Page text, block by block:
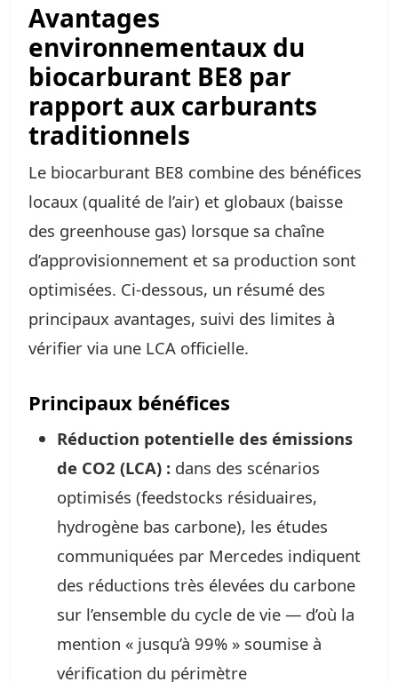
Avantages
environnementaux du
biocarburant BE8 par
rapport aux carburants
traditionnels
Le biocarburant BE8 combine des bénéfices
locaux (qualité de l’air) et globaux (baisse
des greenhouse gas) lorsque sa chaîne
d’approvisionnement et sa production sont
optimisées. Ci‑dessous, un résumé des
principaux avantages, suivi des limites à
vérifier via une LCA officielle.
Principaux bénéfices
Réduction potentielle des émissions
de CO2 (LCA) : dans des scénarios
optimisés (feedstocks résiduaires,
hydrogène bas carbone), les études
communiquées par Mercedes indiquent
des réductions très élevées du carbone
sur l’ensemble du cycle de vie — d’où la
mention « jusqu’à 99% » soumise à
vérification du périmètre